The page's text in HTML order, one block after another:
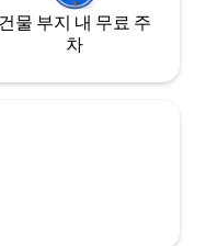
건물 부지 내 무료 주
차